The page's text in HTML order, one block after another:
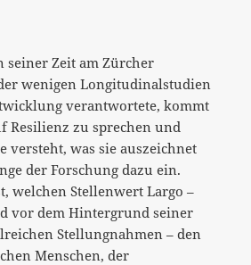
seiner Zeit am Zürcher
wenigen Longitudinalstudien
verantwortete, kommt
Resilienz zu sprechen und
versteht, was sie auszeichnet
der Forschung dazu ein.
welchen Stellenwert Largo –
vor dem Hintergrund seiner
Stellungnahmen – den
Menschen, der